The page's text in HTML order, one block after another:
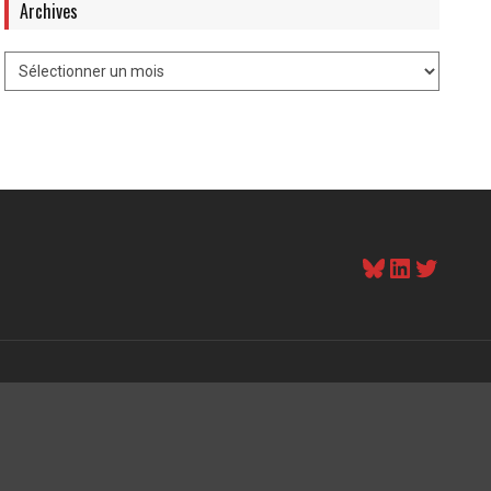
Archives
Bluesky